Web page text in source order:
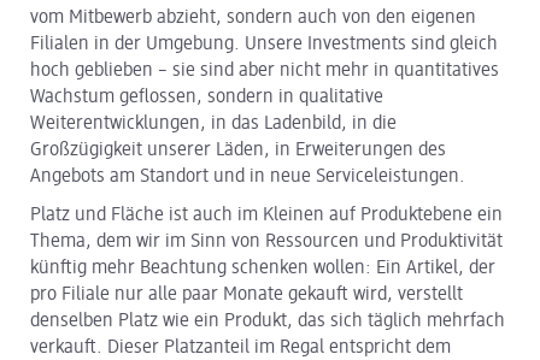
vom Mitbewerb abzieht, sondern auch von den eigenen
Filialen in der Umgebung. Unsere Investments sind gleich
hoch geblieben – sie sind aber nicht mehr in quantitatives
Wachstum geflossen, sondern in qualitative
Weiterentwicklungen, in das Ladenbild, in die
Großzügigkeit unserer Läden, in Erweiterungen des
Angebots am Standort und in neue Serviceleistungen.
Platz und Fläche ist auch im Kleinen auf Produktebene ein
Thema, dem wir im Sinn von Ressourcen und Produktivität
künftig mehr Beachtung schenken wollen: Ein Artikel, der
pro Filiale nur alle paar Monate gekauft wird, verstellt
denselben Platz wie ein Produkt, das sich täglich mehrfach
verkauft. Dieser Platzanteil im Regal entspricht dem